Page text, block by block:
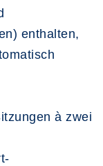
enthalten,
à zwei